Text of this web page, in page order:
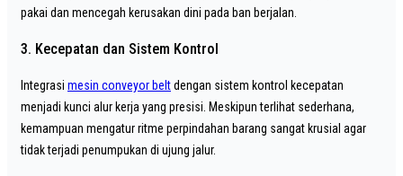
pakai dan mencegah kerusakan dini pada ban berjalan.
3. Kecepatan dan Sistem Kontrol
Integrasi mesin conveyor beltdengan sistem kontrol kecepatan
menjadi kunci alur kerja yang presisi. Meskipun terlihat sederhana,
kemampuan mengatur ritme perpindahan barang sangat krusial agar
tidak terjadi penumpukan di ujung jalur.